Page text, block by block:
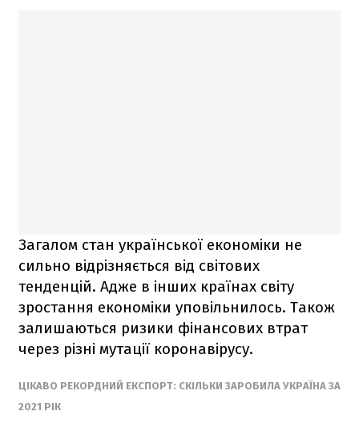
Загалом стан української економіки не
сильно відрізняється від світових
тенденцій. Адже в інших країнах світу
зростання економіки уповільнилось. Також
залишаються ризики фінансових втрат
через різні мутації коронавірусу.
ЦІКАВО РЕКОРДНИЙ ЕКСПОРТ: СКІЛЬКИ ЗАРОБИЛА УКРАЇНА ЗА
2021 РІК